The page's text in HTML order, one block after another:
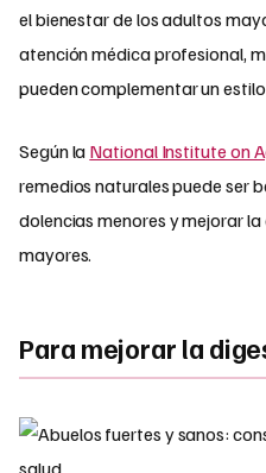
el bienestar de los adultos
atención médica profesional,
pueden complementar un
Según la National Institute on
remedios naturales puede ser
dolencias menores y mejorar
mayores.
Para mejorar la